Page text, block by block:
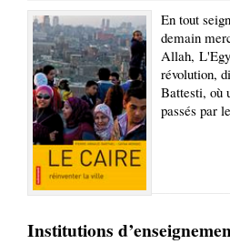
En tout
demain
Allah,
révolution,
Battesti, où
passés par
Institutions